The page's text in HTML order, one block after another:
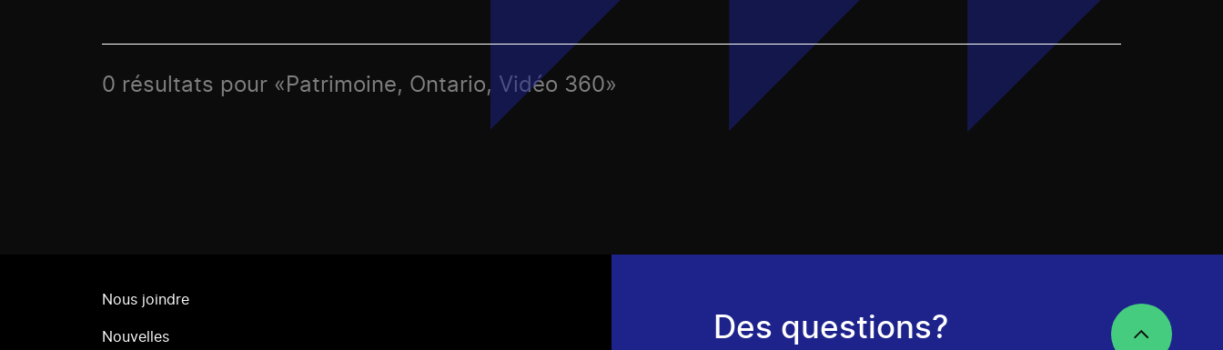
0 résultats pour «Patrimoine, Ontario, Vidéo 360»
Nous joindre
Nouvelles
Des questions?